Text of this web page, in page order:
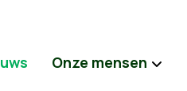
Onze mensen